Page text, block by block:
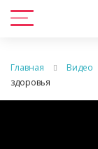
Главная Видео
здоровья